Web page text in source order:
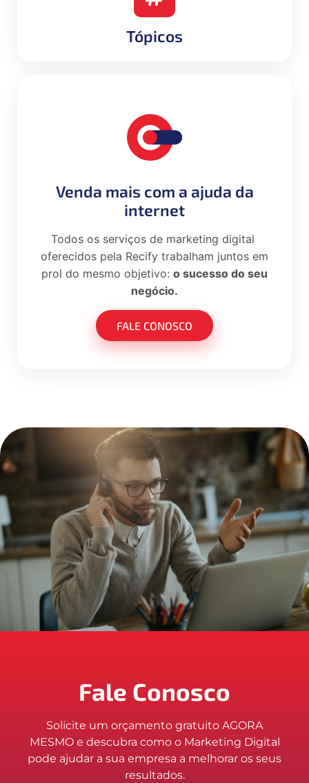
Tópicos
Venda mais com a ajuda da
internet
Todos os serviços de marketing digital
oferecidos pela Recify trabalham juntos em
prol do mesmo objetivo: o sucesso do seu
negócio.
FALE CONOSCO
Fale Conosco
Solicite um orçamento gratuito AGORA
MESMO e descubra como o Marketing Digital
pode ajudar a sua empresa a melhorar os seus
resultados.